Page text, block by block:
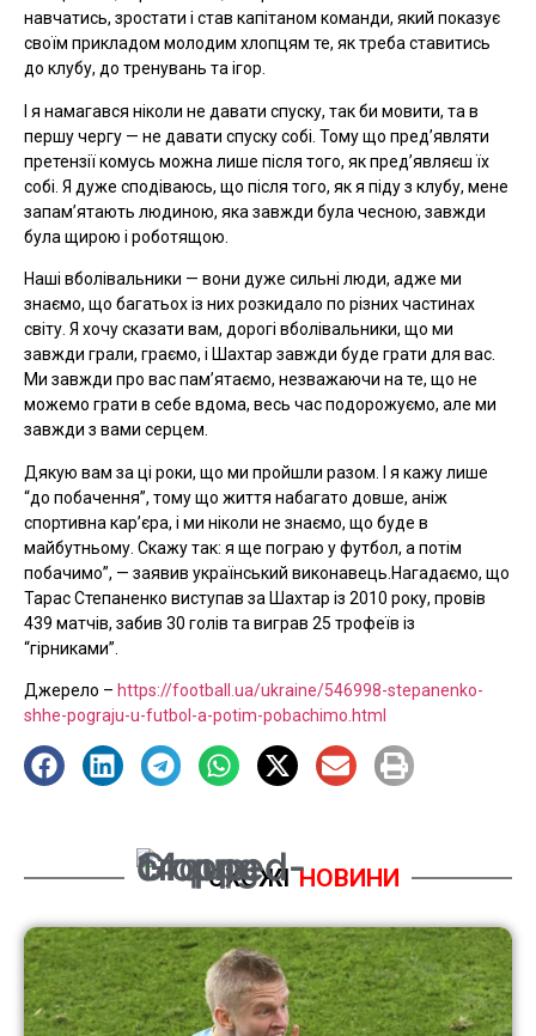
навчатись, зростати і став капітаном команди, який показує
своїм прикладом молодим хлопцям те, як треба ставитись
до клубу, до тренувань та ігор.
І я намагався ніколи не давати спуску, так би мовити, та в
першу чергу — не давати спуску собі. Тому що пред’являти
претензії комусь можна лише після того, як пред’являєш їх
собі. Я дуже сподіваюсь, що після того, як я піду з клубу, мене
запам’ятають людиною, яка завжди була чесною, завжди
була щирою і роботящою.
Наші вболівальники — вони дуже сильні люди, адже ми
знаємо, що багатьох із них розкидало по різних частинах
світу. Я хочу сказати вам, дорогі вболівальники, що ми
завжди грали, граємо, і Шахтар завжди буде грати для вас.
Ми завжди про вас пам’ятаємо, незважаючи на те, що не
можемо грати в себе вдома, весь час подорожуємо, але ми
завжди з вами серцем.
Дякую вам за ці роки, що ми пройшли разом. І я кажу лише
“до побачення”, тому що життя набагато довше, аніж
спортивна карʼєра, і ми ніколи не знаємо, що буде в
майбутньому. Скажу так: я ще пограю у футбол, а потім
побачимо”, — заявив український виконавець.Нагадаємо, що
Тарас Степаненко виступав за Шахтар із 2010 року, провів
439 матчів, забив 30 голів та виграв 25 трофеїв із
“гірниками”.
Джерело – https://football.ua/ukraine/546998-stepanenko-
shhe-pograju-u-futbol-a-potim-pobachimo.html
СХОЖІ НОВИНИ